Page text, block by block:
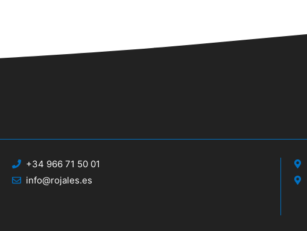
+34 966 71 50 01
info@rojales.es